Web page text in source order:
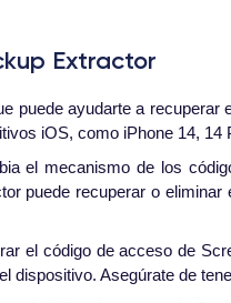
Extractor
puede ayudarte a
iOS, como iPhone 14, 14
el mecanismo de los
puede recuperar o
el código de acceso de
dispositivo. Asegúrate de